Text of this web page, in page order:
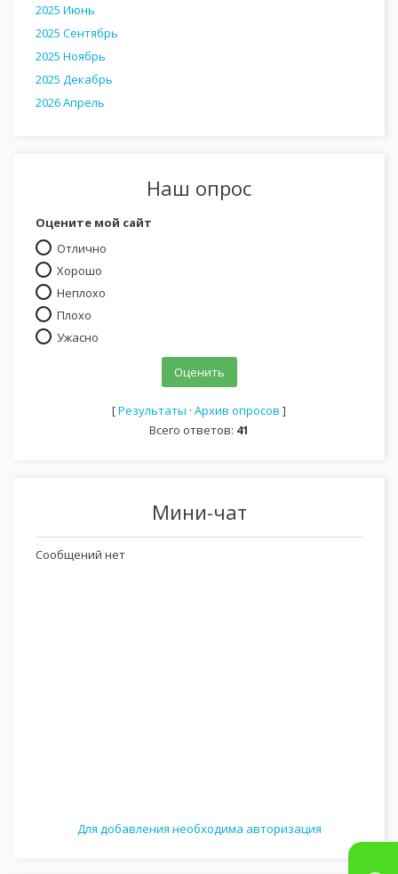
2025 Июнь
2025 Сентябрь
2025 Ноябрь
2025 Декабрь
2026 Апрель
Наш опрос
Оцените мой сайт
Отлично
Хорошо
Неплохо
Плохо
Ужасно
[Результаты · Архив опросов ]
Всего ответов: 41
Мини-чат
Для добавления необходима авторизация